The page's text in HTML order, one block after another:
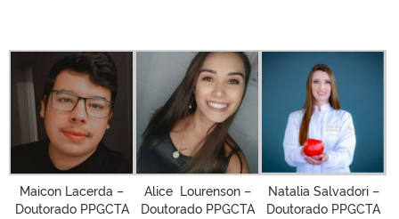
Maicon Lacerda –
Doutorado PPGCTA
Alice Lourenson –
Doutorado PPGCTA
Natalia Salvadori –
Doutorado PPGCTA